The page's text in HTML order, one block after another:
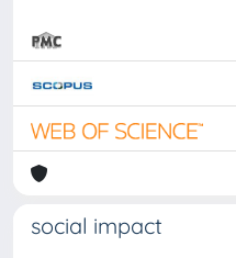
social impact